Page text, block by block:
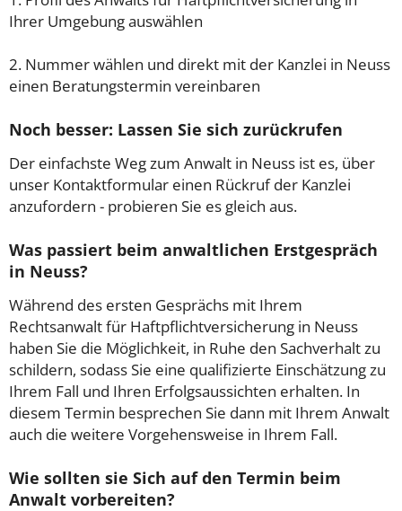
Ihrer Umgebung auswählen
2. Nummer wählen und direkt mit der Kanzlei in Neuss
einen Beratungstermin vereinbaren
Noch besser: Lassen Sie sich zurückrufen
Der einfachste Weg zum Anwalt in Neuss ist es, über
unser Kontaktformular einen Rückruf der Kanzlei
anzufordern - probieren Sie es gleich aus.
Was passiert beim anwaltlichen Erstgespräch
in Neuss?
Während des ersten Gesprächs mit Ihrem
Rechtsanwalt für Haftpflichtversicherung in Neuss
haben Sie die Möglichkeit, in Ruhe den Sachverhalt zu
schildern, sodass Sie eine qualifizierte Einschätzung zu
Ihrem Fall und Ihren Erfolgsaussichten erhalten. In
diesem Termin besprechen Sie dann mit Ihrem Anwalt
auch die weitere Vorgehensweise in Ihrem Fall.
Wie sollten sie Sich auf den Termin beim
Anwalt vorbereiten?